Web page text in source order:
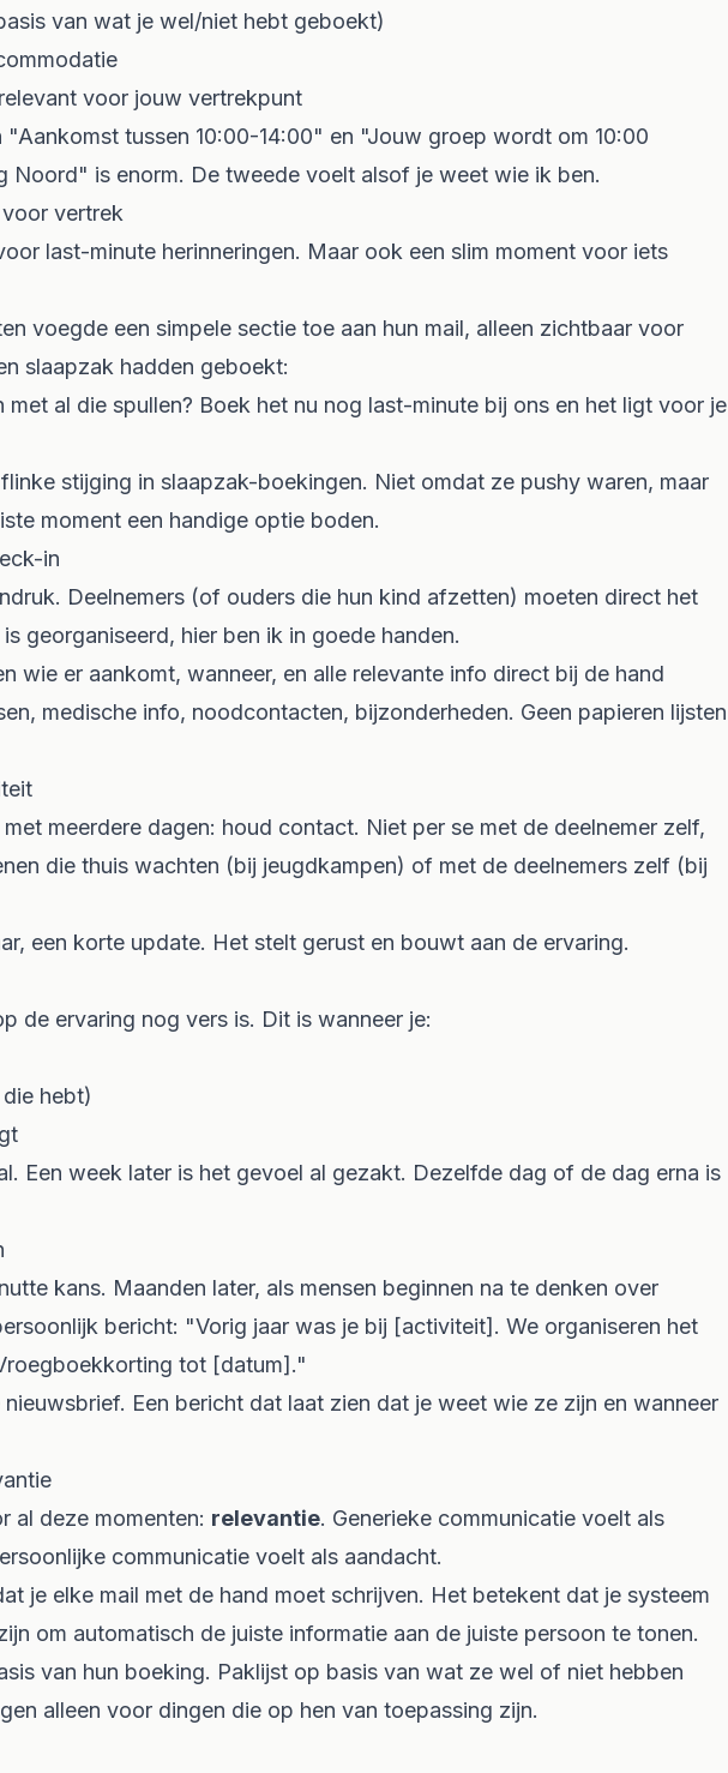
van wat je wel/niet hebt geboekt)
voor jouw vertrekpunt
"Aankomst tussen 10:00-14:00" en "Jouw groep wordt om 10:00
Noord" is enorm. De tweede voelt alsof je weet wie ik ben.
vertrek
last-minute herinneringen. Maar ook een slim moment voor iets
voegde een simpele sectie toe aan hun mail, alleen zichtbaar voor
slaapzak hadden geboekt:
met al die spullen? Boek het nu nog last-minute bij ons en het ligt voor je
stijging in slaapzak-boekingen. Niet omdat ze pushy waren, maar
moment een handige optie boden.
in
Deelnemers (of ouders die hun kind afzetten) moeten direct het
georganiseerd, hier ben ik in goede handen.
wie er aankomt, wanneer, en alle relevante info direct bij de hand
medische info, noodcontacten, bijzonderheden. Geen papieren lijsten
meerdere dagen: houd contact. Niet per se met de deelnemer zelf,
die thuis wachten (bij jeugdkampen) of met de deelnemers zelf (bij
een korte update. Het stelt gerust en bouwt aan de ervaring.
de ervaring nog vers is. Dit is wanneer je:
hebt)
Een week later is het gevoel al gezakt. Dezelfde dag of de dag erna is
kans. Maanden later, als mensen beginnen na te denken over
bericht: "Vorig jaar was je bij [activiteit]. We organiseren het
tot [datum]."
nieuwsbrief. Een bericht dat laat zien dat je weet wie ze zijn en wanneer
al deze momenten: relevantie. Generieke communicatie voelt als
communicatie voelt als aandacht.
je elke mail met de hand moet schrijven. Het betekent dat je systeem
om automatisch de juiste informatie aan de juiste persoon te tonen.
van hun boeking. Paklijst op basis van wat ze wel of niet hebben
alleen voor dingen die op hen van toepassing zijn.